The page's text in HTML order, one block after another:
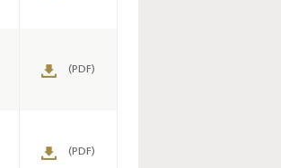
(PDF)
(PDF)